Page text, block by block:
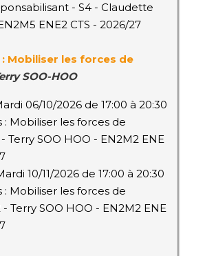
- S4 - Claudette
ENE2 CTS - 2026/27
: Mobiliser les forces de
SOO-HOO
06/10/2026 de 17:00 à 20:30
: Mobiliser les forces de
- Terry SOO HOO - EN2M2 ENE
10/11/2026 de 17:00 à 20:30
: Mobiliser les forces de
- Terry SOO HOO - EN2M2 ENE